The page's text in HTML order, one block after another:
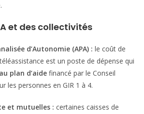
et des collectivités
d’Autonomie (APA) : le coût de
est un poste de dépense qui
plan d’aide financé par le Conseil
les personnes en GIR 1 à 4.
et mutuelles : certaines caisses de